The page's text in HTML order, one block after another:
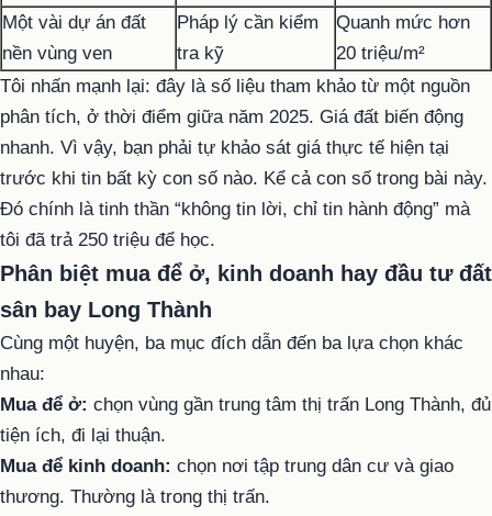
Một vài dự án đất
nền vùng ven
Pháp lý cần kiểm
tra kỹ
Quanh mức hơn
20 triệu/m²
Tôi nhấn mạnh lại: đây là số liệu tham khảo từ một nguồn
phân tích, ở thời điểm giữa năm 2025. Giá đất biến động
nhanh. Vì vậy, bạn phải tự khảo sát giá thực tế hiện tại
trước khi tin bất kỳ con số nào. Kể cả con số trong bài này.
Đó chính là tinh thần “không tin lời, chỉ tin hành động” mà
tôi đã trả 250 triệu để học.
Phân biệt mua để ở, kinh doanh hay đầu tư đất
sân bay Long Thành
Cùng một huyện, ba mục đích dẫn đến ba lựa chọn khác
nhau:
Mua để ở: chọn vùng gần trung tâm thị trấn Long Thành, đủ
tiện ích, đi lại thuận.
Mua để kinh doanh: chọn nơi tập trung dân cư và giao
thương. Thường là trong thị trấn.